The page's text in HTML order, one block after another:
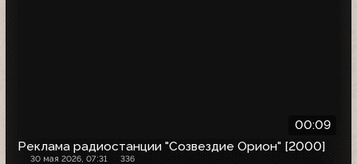
00:09
Реклама радиостанции "Созвездие Орион" [2000]
30 мая 2026, 07:31 336